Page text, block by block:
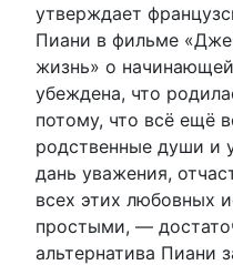
утверждает
Пиани в фильме
жизнь» о
убеждена, что
потому, что всё ещё
родственные души и
дань уважения,
всех этих любовных
простыми, —
альтернатива Пиани